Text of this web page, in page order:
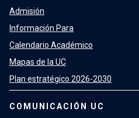
Admisión
Información Para
Calendario Académico
Mapas de la UC
Plan estratégico 2026-2030
COMUNICACIÓN UC